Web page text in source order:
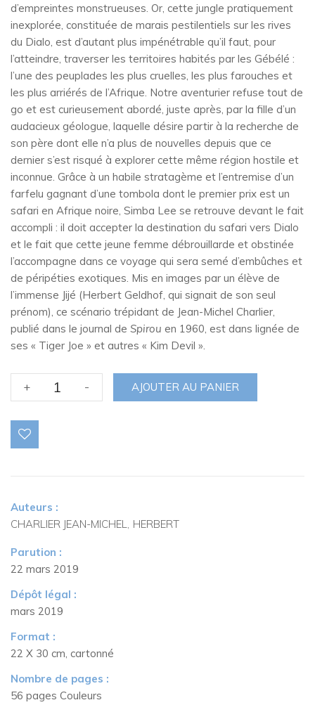
d’empreintes monstrueuses. Or, cette jungle pratiquement
inexplorée, constituée de marais pestilentiels sur les rives
du Dialo, est d’autant plus impénétrable qu’il faut, pour
l’atteindre, traverser les territoires habités par les Gébélé :
l’une des peuplades les plus cruelles, les plus farouches et
les plus arriérés de l’Afrique. Notre aventurier refuse tout de
go et est curieusement abordé, juste après, par la fille d’un
audacieux géologue, laquelle désire partir à la recherche de
son père dont elle n’a plus de nouvelles depuis que ce
dernier s’est risqué à explorer cette même région hostile et
inconnue. Grâce à un habile stratagème et l’entremise d’un
farfelu gagnant d’une tombola dont le premier prix est un
safari en Afrique noire, Simba Lee se retrouve devant le fait
accompli : il doit accepter la destination du safari vers Dialo
et le fait que cette jeune femme débrouillarde et obstinée
l’accompagne dans ce voyage qui sera semé d’embûches et
de péripéties exotiques. Mis en images par un élève de
l’immense Jijé (Herbert Geldhof, qui signait de son seul
prénom), ce scénario trépidant de Jean-Michel Charlier,
publié dans le journal de Spirou en 1960, est dans lignée de
ses « Tiger Joe » et autres « Kim Devil ».
+
quantité
de
- AJOUTER AU PANIER
Auteurs :
CHARLIER JEAN-MICHEL
HERBERT
Parution :
22 mars 2019
Dépôt légal :
mars 2019
Format :
22 X 30 cm, cartonné
Nombre de pages :
56 pages Couleurs